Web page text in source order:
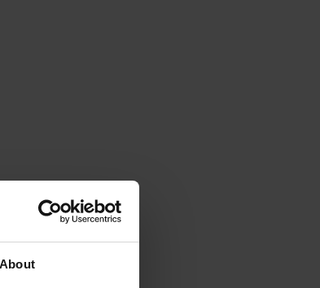
About